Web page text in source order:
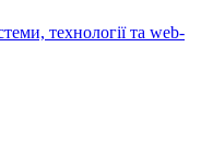
технології та web-